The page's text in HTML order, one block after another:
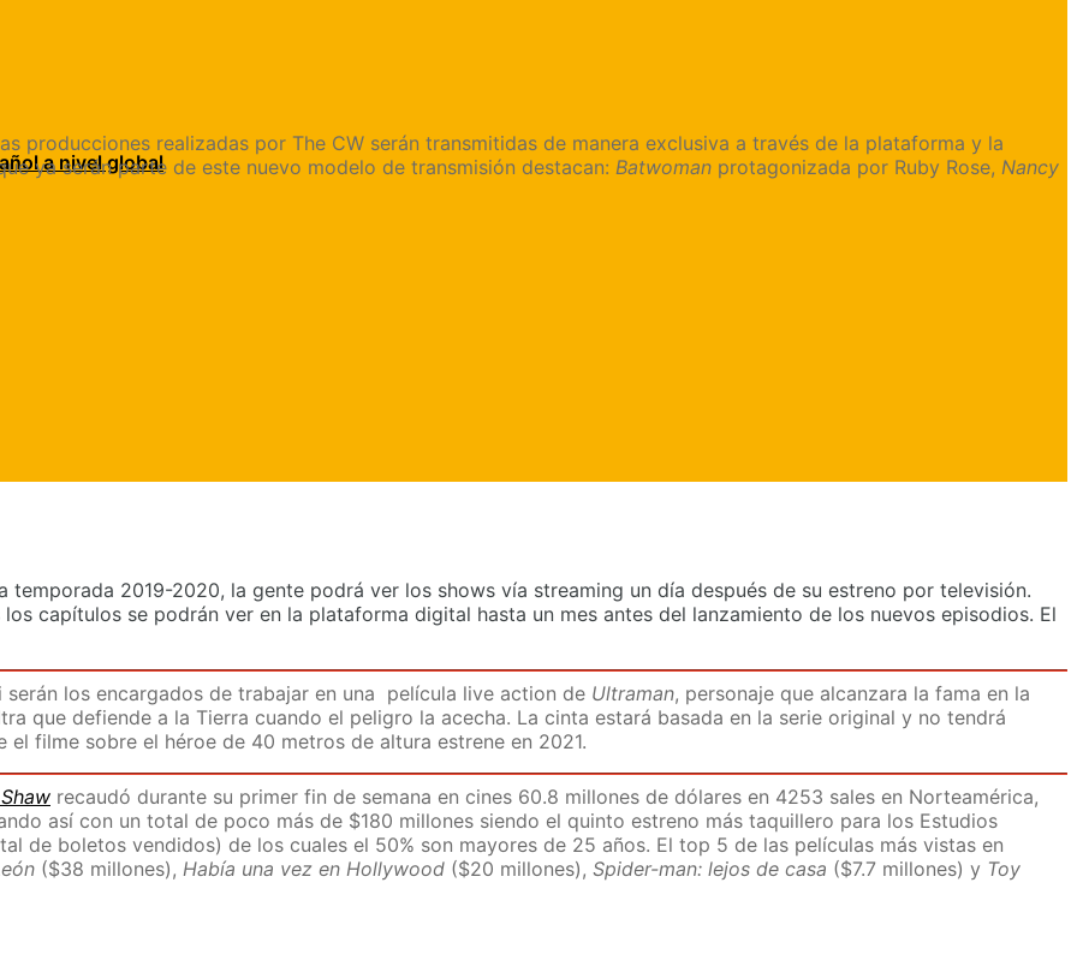
a nivel global
producciones realizadas por The CW serán transmitidas de manera exclusiva a través de la plataforma y la
ya serán parte de este nuevo modelo de transmisión destacan: Batwoman protagonizada por Ruby Rose, Nancy
2019-2020, la gente podrá ver los shows vía streaming un día después de su estreno por televisión.
capítulos se podrán ver en la plataforma digital hasta un mes antes del lanzamiento de los nuevos episodios. El
los encargados de trabajar en una película live action de Ultraman, personaje que alcanzara la fama en la
que defiende a la Tierra cuando el peligro la acecha. La cinta estará basada en la serie original y no tendrá
filme sobre el héroe de 40 metros de altura estrene en 2021.
recaudó durante su primer fin de semana en cines 60.8 millones de dólares en 4253 sales en Norteamérica,
así con un total de poco más de $180 millones siendo el quinto estreno más taquillero para los Estudios
de boletos vendidos) de los cuales el 50% son mayores de 25 años. El top 5 de las películas más vistas en
($38 millones), Había una vez en Hollywood ($20 millones), Spider-man: lejos de casa ($7.7 millones) y Toy